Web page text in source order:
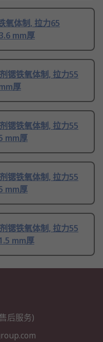
氧体制, 拉力65
mm厚
锶铁氧体制, 拉力55
厚
锶铁氧体制, 拉力55
mm厚
锶铁氧体制, 拉力55
mm厚
锶铁氧体制, 拉力55
mm厚
后服务)